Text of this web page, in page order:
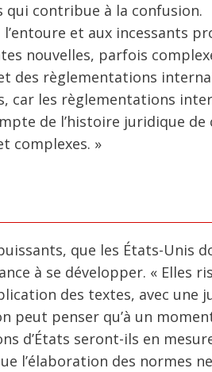
qui contribue à la confusion.
et aux incessants
nouvelles, parfois
des règlementations
car les règlementations
de l’histoire juridique de
complexes. »
que les États-Unis
à se développer. « Elles
des textes, avec une
peut penser qu’à un
d’États seront-ils en
l’élaboration des normes